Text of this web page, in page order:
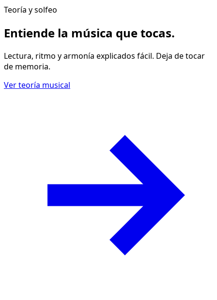
Teoría y solfeo
Entiende la música que tocas.
Lectura, ritmo y armonía explicados fácil. Deja de tocar
de memoria.
Ver teoría musical